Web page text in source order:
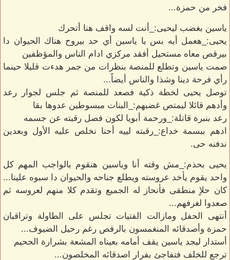
فخر من حمزة...
ياسين بغضب ليحيى:_أنت لسه واقف هنا أتحرك
يحيى:_هعمل أيه بس يا ياسين أي حد بيروح هناك الحيوان دا
بيرقص معاه مستحيل أفقد مركزي ادام الناس والمؤظفين
صمت ياسين وتطلع للمنصة بنظرات من جمر هدءت قليلا حينما
رأي فرحة دينا وشذا والناس أيضاً...
توصل يحيى لخطة ذكية فصعد للمنصة ثم جلس لجوار رعد
وأدهم قائلا ليمتص غضبهم:_البنات مبسوطين عدوها بقا
رعد بنبرة قاتلة:_ورحمة أبويا لكون فصل رقبته عن جسمه
ادهم ببسمة خداع:_رقبته لييه أحنا نخلص عليه الأول وبعدين
ندفنه حى.
يحيى بحذم:_مش وقته أنا وياسين هنقوم بالواجب المهم كل
واحد يقوم يأخد عروسته ويطلع جناحه والحيوان دا سبوه علينا...
كان حلاٍ منطقى فأنحاز له الجميع وتقدم كلا منهم لعروسه ثم
صعدوا لغرفهم...
أنتهى الحفل ومازالت الفتيات تجلس على الطاولة وتراقبان
حمزة وأصدقائه المنغمسون بالرقص رغم رحيل الضيوف...
أستدار ليجد ياسين يقف أمامه بعيناه المشعة بشرارة الجحيم
ترجع للخلف فتفاجئ بفرار اصدقائه المخلصون...